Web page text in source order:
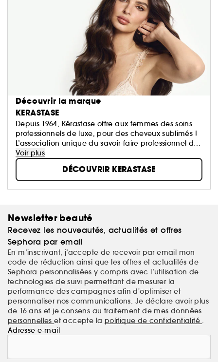
Découvrir la marque
KERASTASE
Depuis 1964, Kérastase offre aux femmes des soins
professionnels de luxe, pour des cheveux sublimés !
L’association unique du savoir-faire professionnel du
coiffeur et le meilleur de la Recherche Avancée
L'Oréal.
Voir plus
DÉCOUVRIR KERASTASE
Newsletter beauté
Recevez les nouveautés, actualités et offres
Sephora par email
En m’inscrivant, j’accepte de recevoir par email mon
code de réduction ainsi que les offres et actualités de
Sephora personnalisées y compris avec l’utilisation de
technologies de suivi permettant de mesurer la
performance des campagnes afin d'optimiser et
personnaliser nos communications. Je déclare avoir plus
de 16 ans et je consens au traitement de mes données
personnelleset accepte la politique de confidentialité .
Adresse e-mail